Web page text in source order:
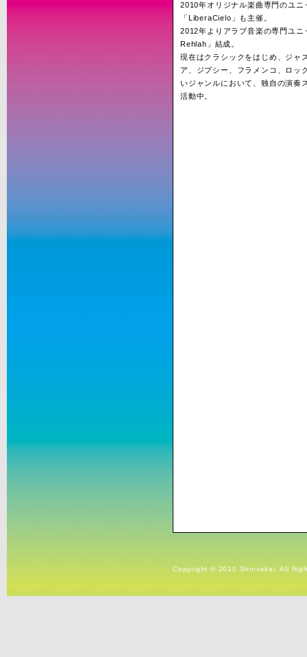
2010年オリジナル楽曲専門のユニ
「LiberaCielo」も主催。
2012年よりアラブ音楽の専門ユニ
Rehlah」結成。
現在はクラシックをはじめ、ジャ
ア、ジプシー、フラメンコ、ロッ
いジャンルにおいて、独自の演奏
活動中。
Copyright © 2010 Shinsekai. All